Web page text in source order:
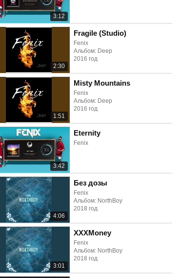
3:12
2:30
Fragile (Studio)
Fenix
Альбом: Deep
2016 год
1:51
Misty Mountains
Fenix
Альбом: Deep
2016 год
3:42
Eternity
Fenix
4:06
Без дозы
Fenix
Альбом: NorthBoy
2018 год
3:01
XXXMoney
Fenix
Альбом: NorthBoy
2018 год